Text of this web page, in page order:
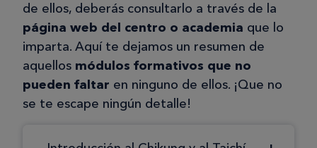
de ellos, deberás consultarlo a través de la
página web del centro o academia que lo
imparta. Aquí te dejamos un resumen de
aquellos módulos formativos que no
pueden faltar en ninguno de ellos. ¡Que no
se te escape ningún detalle!